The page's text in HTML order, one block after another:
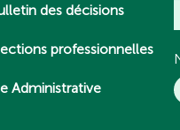
des décisions
professionnelles
Administrative